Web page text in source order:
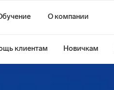
О компании
клиентам Новичкам